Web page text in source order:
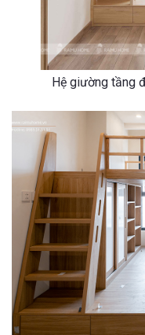
Hệ giường tầng